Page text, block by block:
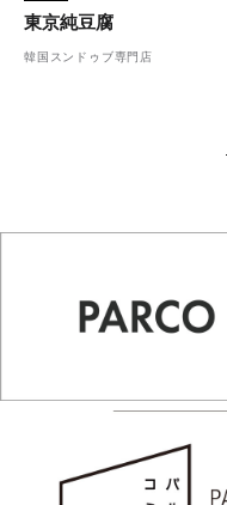
東京純豆腐
韓国スンドゥブ専門店